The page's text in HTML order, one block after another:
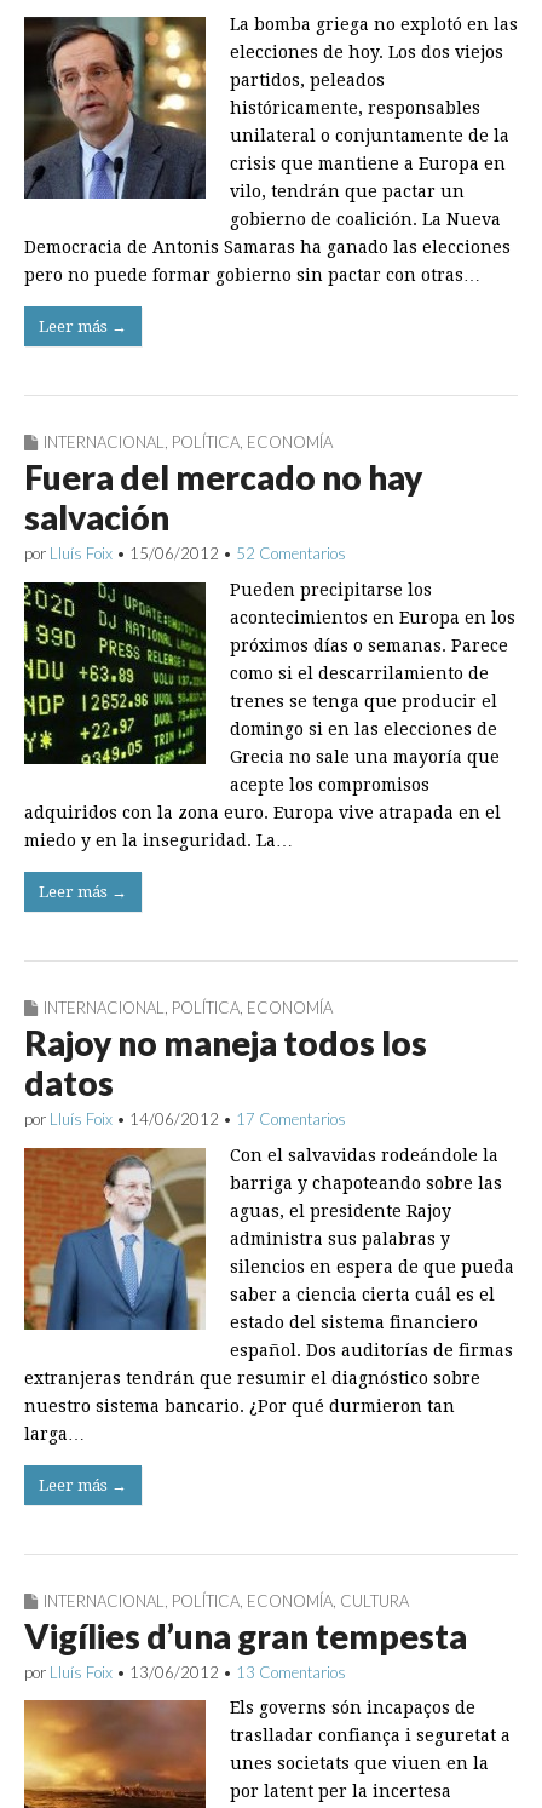
La bomba griega no explotó en las
elecciones de hoy. Los dos viejos
partidos, peleados
históricamente, responsables
unilateral o conjuntamente de la
crisis que mantiene a Europa en
vilo, tendrán que pactar un
gobierno de coalición. La Nueva
Democracia de Antonis Samaras ha ganado las elecciones
pero no puede formar gobierno sin pactar con otras…
Leer más →
INTERNACIONAL POLÍTICA ECONOMÍA
Fuera del mercado no hay
salvación
por Lluís Foix • 15/06/2012 • 52 Comentarios
Pueden precipitarse los
acontecimientos en Europa en los
próximos días o semanas. Parece
como si el descarrilamiento de
trenes se tenga que producir el
domingo si en las elecciones de
Grecia no sale una mayoría que
acepte los compromisos
adquiridos con la zona euro. Europa vive atrapada en el
miedo y en la inseguridad. La…
Leer más →
INTERNACIONAL POLÍTICA ECONOMÍA
Rajoy no maneja todos los
datos
por Lluís Foix • 14/06/2012 • 17 Comentarios
Con el salvavidas rodeándole la
barriga y chapoteando sobre las
aguas, el presidente Rajoy
administra sus palabras y
silencios en espera de que pueda
saber a ciencia cierta cuál es el
estado del sistema financiero
español. Dos auditorías de firmas
extranjeras tendrán que resumir el diagnóstico sobre
nuestro sistema bancario. ¿Por qué durmieron tan
larga…
Leer más →
INTERNACIONAL POLÍTICA ECONOMÍA CULTURA
Vigílies d’una gran tempesta
por Lluís Foix • 13/06/2012 • 13 Comentarios
Els governs són incapaços de
traslladar confiança i seguretat a
unes societats que viuen en la
por latent per la incertesa